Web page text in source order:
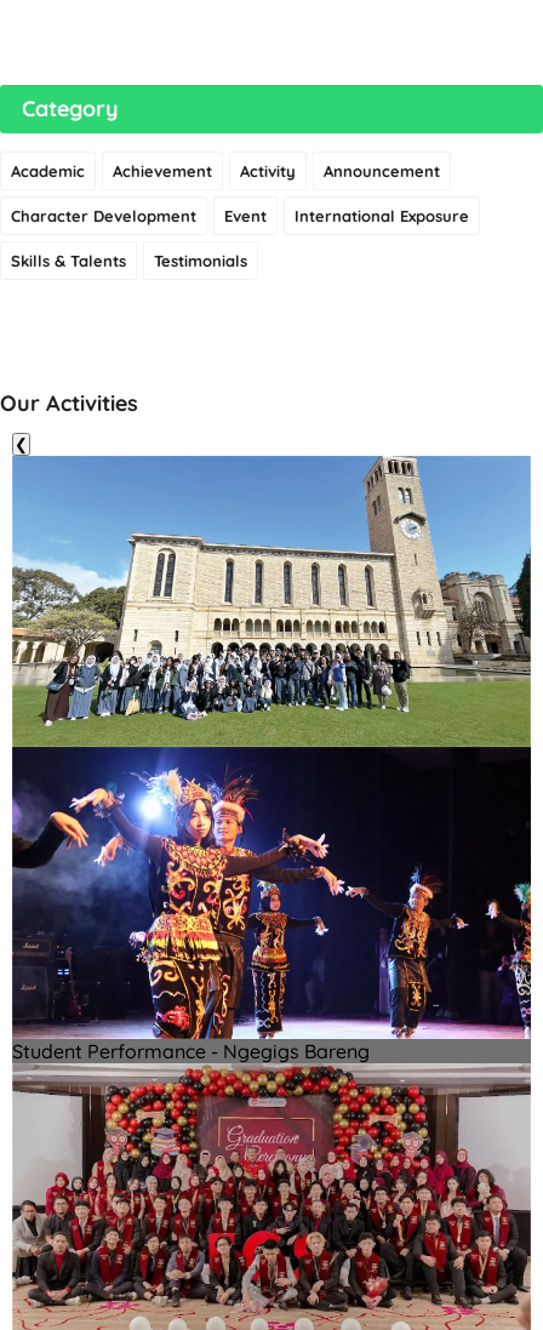
Category
Academic Achievement Activity Announcement
Character Development Event International Exposure
Skills & Talents Testimonials
Our Activities
❮
Student Performance - Ngegigs Bareng